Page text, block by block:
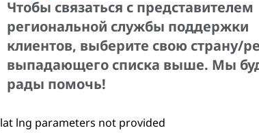
Чтобы связаться с представителем
региональной службы поддержки
клиентов, выберите свою страну/
выпадающего списка выше. Мы
рады помочь!
lat lng parameters not provided